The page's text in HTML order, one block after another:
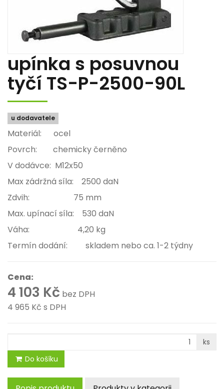
upínka s posuvnou
tyčí TS-P-2500-90L
u dodavatele
Materiál: ocel
Povrch: chemicky černěno
V dodávce: M12x50
Max zádržná síla: 2500 daN
Zdvih: 75 mm
Max. upínací síla: 530 daN
Váha: 4,20 kg
Termín dodání: skladem nebo ca. 1-2 týdny
Cena:
4 103 Kč bez DPH
4 965 Kč s DPH
ks
Do košíku